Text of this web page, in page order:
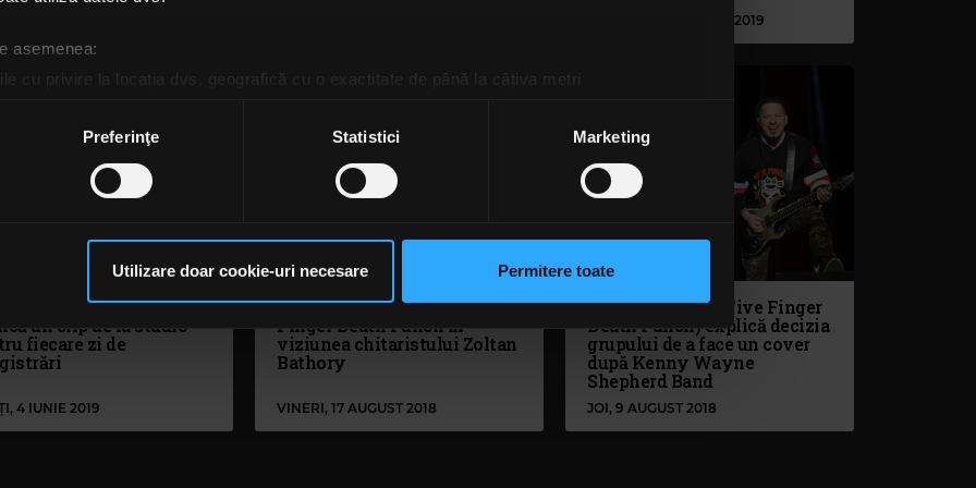
asemenea:
cu privire la locația dvs. geografică cu o exactitate de până la câțiva metri
procesarea datelor dvs. personale și configurați-vă preferințele la
secțiunea cu detalii
oricând acordul din Declarația despre modulele cookie.
partenerilor de rețele sociale, de publicitate și de analize informații cu privire la modul în
le pot combina cu alte informații oferite de dvs. sau culese în urma folosirii serviciilor
Preferinţe Statistici Marketing
Utilizare doar cookie-uri necesare Permitere toate
MARȚI, 3 DECEMBRIE 2019
Finger Death Punch
un clip de la studio
fiecare zi de
4 IUNIE 2019
Cele mai bune 10 piese Five
Finger Death Punch în
viziunea chitaristului Zoltan
Bathory
VINERI, 17 AUGUST 2018
Zoltan Bathory (Five Finger
Death Punch) explică decizia
grupului de a face un cover
după Kenny Wayne
Shepherd Band
JOI, 9 AUGUST 2018